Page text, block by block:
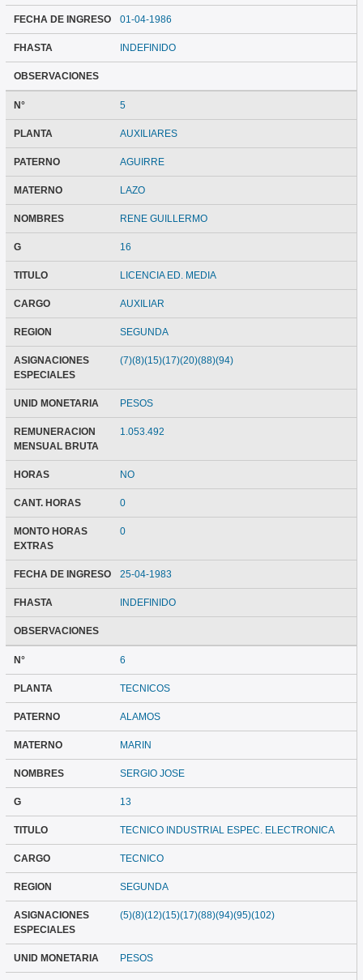
FECHA DE INGRESO 01-04-1986
FHASTA INDEFINIDO
OBSERVACIONES
N° 5
PLANTA AUXILIARES
PATERNO AGUIRRE
MATERNO LAZO
NOMBRES RENE GUILLERMO
G 16
TITULO LICENCIA ED. MEDIA
CARGO AUXILIAR
REGION SEGUNDA
ASIGNACIONES
ESPECIALES
(7)(8)(15)(17)(20)(88)(94)
UNID MONETARIA PESOS
REMUNERACION
MENSUAL BRUTA
1.053.492
HORAS NO
CANT. HORAS 0
MONTO HORAS
EXTRAS
0
FECHA DE INGRESO 25-04-1983
FHASTA INDEFINIDO
OBSERVACIONES
N° 6
PLANTA TECNICOS
PATERNO ALAMOS
MATERNO MARIN
NOMBRES SERGIO JOSE
G 13
TITULO TECNICO INDUSTRIAL ESPEC. ELECTRONICA
CARGO TECNICO
REGION SEGUNDA
ASIGNACIONES
ESPECIALES
(5)(8)(12)(15)(17)(88)(94)(95)(102)
UNID MONETARIA PESOS